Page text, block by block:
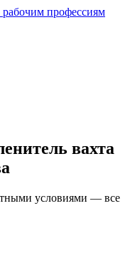
профессиям
вахта
условиями — все